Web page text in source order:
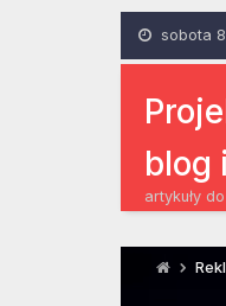
sobota
blog
artykuły